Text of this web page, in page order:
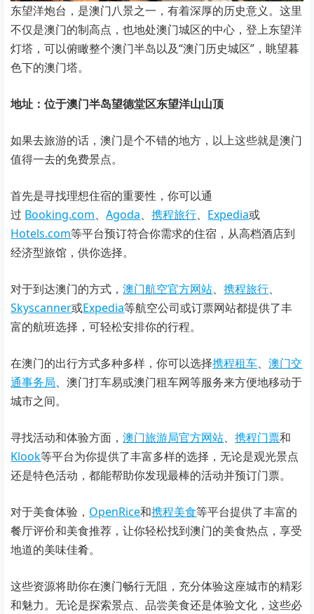
东望洋炮台，是澳门八景之一，有着深厚的历史意义。这里
不仅是澳门的制高点，也地处澳门城区的中心，登上东望洋
灯塔，可以俯瞰整个澳门半岛以及“澳门历史城区”，眺望暮
色下的澳门塔。
地址：位于澳门半岛望德堂区东望洋山山顶
如果去旅游的话，澳门是个不错的地方，以上这些就是澳门
值得一去的免费景点。
首先是寻找理想住宿的重要性，你可以通
过 Booking.com、Agoda、携程旅行、 Expedia或
Hotels.com等平台预订符合你需求的住宿，从高档酒店到
经济型旅馆，供你选择。
对于到达澳门的方式，澳门航空官方网站、携程旅行、
Skyscanner或Expedia等航空公司或订票网站都提供了丰
富的航班选择，可轻松安排你的行程。
在澳门的出行方式多种多样，你可以选择携程租车、澳门交
通事务局、澳门打车易或澳门租车网等服务来方便地移动于
城市之间。
寻找活动和体验方面，澳门旅游局官方网站、携程门票和
Klook等平台为你提供了丰富多样的选择，无论是观光景点
还是特色活动，都能帮助你发现最棒的活动并预订门票。
对于美食体验， OpenRice和携程美食等平台提供了丰富的
餐厅评价和美食推荐，让你轻松找到澳门的美食热点，享受
地道的美味佳肴。
这些资源将助你在澳门畅行无阻，充分体验这座城市的精彩
和魅力。无论是探索景点、品尝美食还是体验文化，这些必